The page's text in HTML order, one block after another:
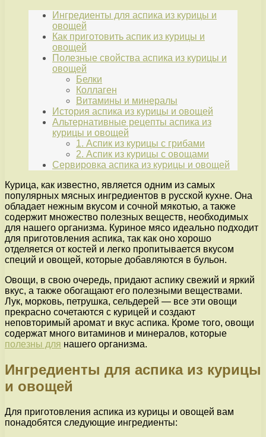
Ингредиенты для аспика из курицы и
овощей
Как приготовить аспик из курицы и
овощей
Полезные свойства аспика из курицы и
овощей
Белки
Коллаген
Витамины и минералы
История аспика из курицы и овощей
Альтернативные рецепты аспика из
курицы и овощей
1. Аспик из курицы с грибами
2. Аспик из курицы с овощами
Сервировка аспика из курицы и овощей
Курица, как известно, является одним из самых
популярных мясных ингредиентов в русской кухне. Она
обладает нежным вкусом и сочной мякотью, а также
содержит множество полезных веществ, необходимых
для нашего организма. Куриное мясо идеально подходит
для приготовления аспика, так как оно хорошо
отделяется от костей и легко пропитывается вкусом
специй и овощей, которые добавляются в бульон.
Овощи, в свою очередь, придают аспику свежий и яркий
вкус, а также обогащают его полезными веществами.
Лук, морковь, петрушка, сельдерей — все эти овощи
прекрасно сочетаются с курицей и создают
неповторимый аромат и вкус аспика. Кроме того, овощи
содержат много витаминов и минералов, которые
полезны для нашего организма.
Ингредиенты для аспика из курицы
и овощей
Для приготовления аспика из курицы и овощей вам
понадобятся следующие ингредиенты: